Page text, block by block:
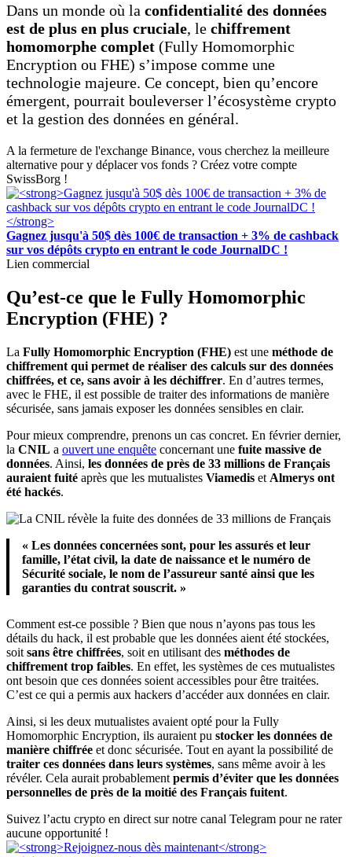
Dans un monde où la confidentialité des données
est de plus en plus cruciale, le chiffrement
homomorphe complet (Fully Homomorphic
Encryption ou FHE) s’impose comme une
technologie majeure. Ce concept, bien qu’encore
émergent, pourrait bouleverser l’écosystème crypto
et la gestion des données en général.
A la fermeture de l'exchange Binance, vous cherchez la meilleure
alternative pour y déplacer vos fonds ? Créez votre compte
SwissBorg !
Gagnez jusqu'à 50$ dès 100€ de transaction + 3% de cashback
sur vos dépôts crypto en entrant le code JournalDC !
Lien commercial
Qu’est-ce que le Fully Homomorphic
Encryption (FHE) ?
La Fully Homomorphic Encryption (FHE) est une méthode de
chiffrement qui permet de réaliser des calculs sur des données
chiffrées, et ce, sans avoir à les déchiffrer. En d’autres termes,
avec le FHE, il est possible de traiter des informations de manière
sécurisée, sans jamais exposer les données sensibles en clair.
Pour mieux comprendre, prenons un cas concret. En février dernier,
la CNIL a ouvert une enquête concernant une fuite massive de
données. Ainsi, les données de près de 33 millions de Français
auraient fuité après que les mutualistes Viamedis et Almerys ont
été hackés.
« Les données concernées sont, pour les assurés et leur
famille, l’état civil, la date de naissance et le numéro de
Sécurité sociale, le nom de l’assureur santé ainsi que les
garanties du contrat souscrit. »
Comment est-ce possible ? Bien que nous n’ayons pas tous les
détails du hack, il est probable que les données aient été stockées,
soit sans être chiffrées, soit en utilisant des méthodes de
chiffrement trop faibles. En effet, les systèmes de ces mutualistes
ont besoin que ces données soient accessibles pour être traitées.
C’est ce qui a permis aux hackers d’accéder aux données en clair.
Ainsi, si les deux mutualistes avaient opté pour la Fully
Homomorphic Encryption, ils auraient pu stocker les données de
manière chiffrée et donc sécurisée. Tout en ayant la possibilité de
traiter ces données dans leurs systèmes, sans même avoir à les
révéler. Cela aurait probablement permis d’éviter que les données
personnelles de près de la moitié des Français fuitent.
Suivez l’actu crypto en direct sur notre canal Telegram pour ne rater
aucune opportunité !